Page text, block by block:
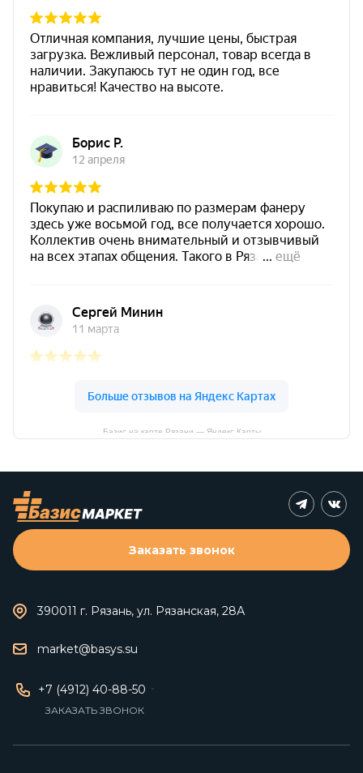
Базис на карте Рязани — Яндекс Карты
390011 г. Рязань, ул. Рязанская, 28А
market@basys.su
+7 (4912) 40-88-50
ЗАКАЗАТЬ ЗВОНОК
Заказать звонок